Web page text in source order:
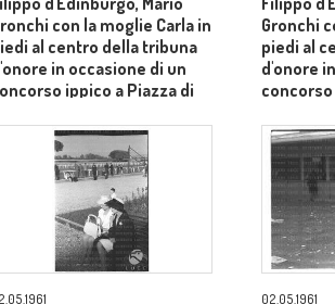
con la moglie Carla in
al centro della tribuna
in occasione di un
ippico a Piazza di
Gronchi
piedi al
d'onore
02.05.1961